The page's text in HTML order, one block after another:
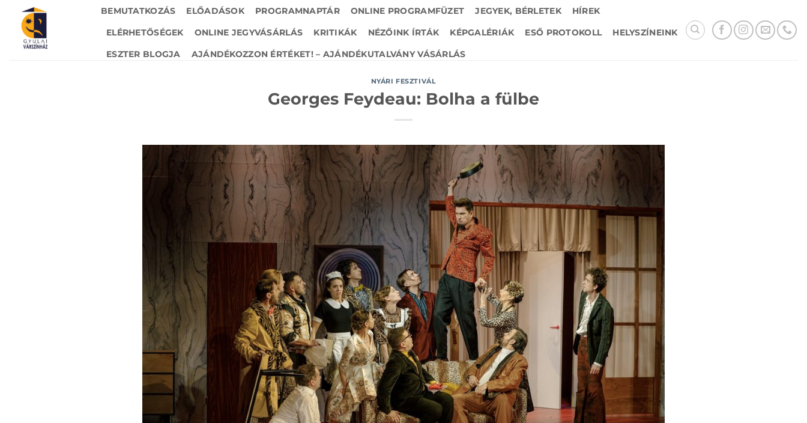
content
BEMUTATKOZÁS ELŐADÁSOK PROGRAMNAPTÁR ONLINE PROGRAMFÜZET JEGYEK, BÉRLETEK
HÍREK
ELÉRHETŐSÉGEK
ONLINE JEGYVÁSÁRLÁS KRITIKÁK NÉZŐINK ÍRTÁK KÉPGALÉRIÁK ESŐ PROTOKOLL
HELYSZÍNEINK
ESZTER BLOGJA
AJÁNDÉKOZZON ÉRTÉKET! – AJÁNDÉKUTALVÁNY VÁSÁRLÁS
NYÁRI FESZTIVÁL
Georges Feydeau: Bolha a fülbe